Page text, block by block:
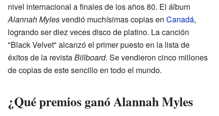
nivel internacional a finales de los años 80. El álbum
Alannah Mylesvendió muchísimas copias en Canadá,
logrando ser diez veces disco de platino. La canción
"Black Velvet" alcanzó el primer puesto en la lista de
éxitos de la revistaBillboard. Se vendieron cinco millones
de copias de este sencillo en todo el mundo.
¿Qué premios ganó Alannah Myles